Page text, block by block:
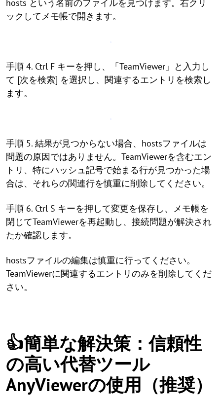
hosts という名前のファイルを見つけます。右クリ
ックしてメモ帳で開きます。
手順 4. Ctrl F キーを押し、「TeamViewer」と入力し
て [次を検索] を選択し、関連するエントリを検索し
ます。
手順 5. 結果が見つからない場合、hostsファイルは
問題の原因ではありません。TeamViewerを含むエン
トリ、特にハッシュ記号で始まる行が見つかった場
合は、それらの関連行を慎重に削除してください。
手順 6. Ctrl S キーを押して変更を保存し、メモ帳を
閉じてTeamViewerを再起動し、接続問題が解決され
たか確認します。
hostsファイルの編集は慎重に行ってください。
TeamViewerに関連するエントリのみを削除してくだ
さい。
👍簡単な解決策：信頼性
の高い代替ツール
AnyViewerの使用（推奨）